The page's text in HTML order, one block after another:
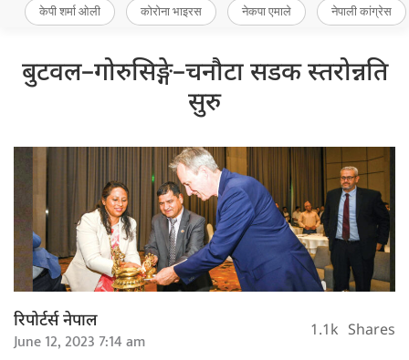
केपी शर्मा ओली कोरोना भाइरस नेकपा एमाले नेपाली कांग्रेस
बुटवल–गोरुसिङ्गे–चनौटा सडक स्तरोन्नति
सुरु
रिपोर्टर्स नेपाल
June 12, 2023 7:14 am 1.1k Shares